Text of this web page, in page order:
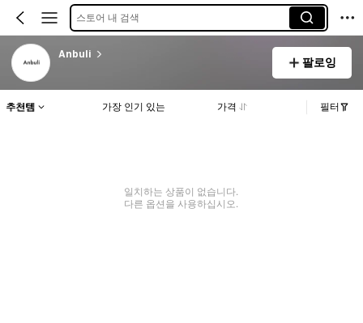
스토어 내 검색
Anbuli
팔로잉
추천템 가장 인기 있는 가격 필터
일치하는 상품이 없습니다.
다른 옵션을 사용하십시오.